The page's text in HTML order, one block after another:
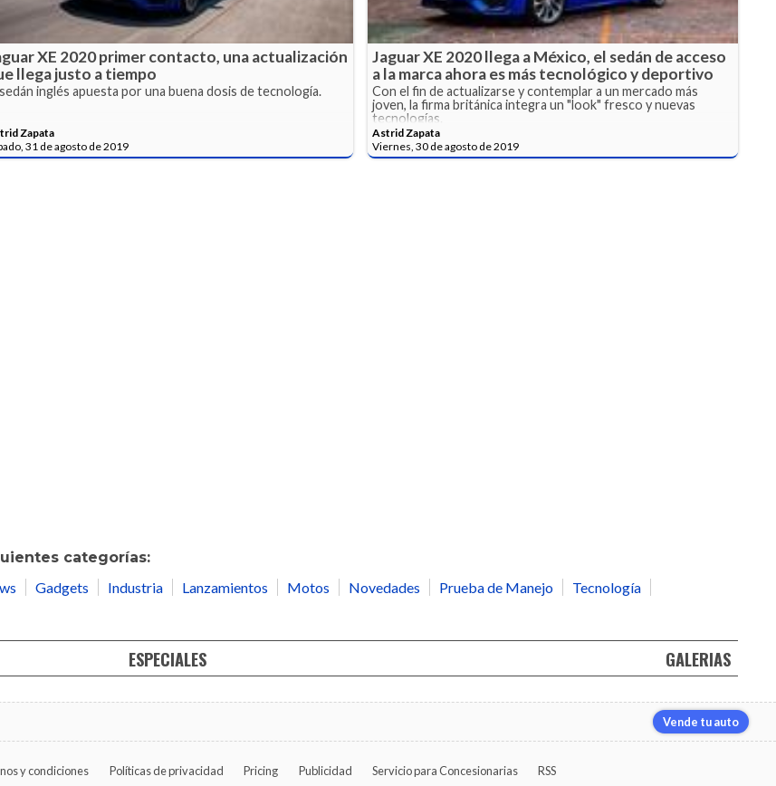
XE 2020 primer contacto, una actualización
llega justo a tiempo
inglés apuesta por una buena dosis de tecnología.
Zapata
31 de agosto de 2019
Jaguar XE 2020 llega a México, el sedán de acceso
a la marca ahora es más tecnológico y deportivo
Con el fin de actualizarse y contemplar a un mercado más
joven, la firma británica integra un "look" fresco y nuevas
tecnologías.
Astrid Zapata
Viernes, 30 de agosto de 2019
categorías:
Gadgets Industria Lanzamientos Motos Novedades Prueba de Manejo
Tecnología
ESPECIALES GALERIAS
Vende tu auto
y condiciones Políticas de privacidad Pricing Publicidad Servicio para Concesionarias RSS